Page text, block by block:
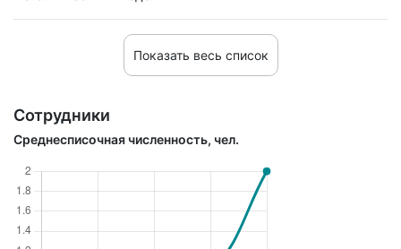
Показать весь список
Сотрудники
Среднесписочная численность, чел.